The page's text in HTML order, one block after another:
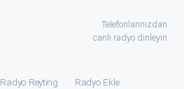
Telefonlarınızdan
canlı radyo dinleyin
Radyo Reyting
Radyo Ekle